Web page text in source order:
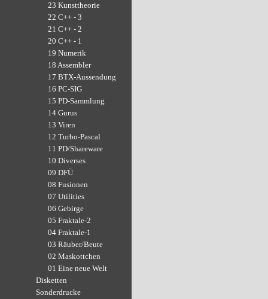
23 Kunsttheorie
22 C++ - 3
21 C++ - 2
20 C++ - 1
19 Numerik
18 Assembler
17 BTX-Aussendung
16 PC-SIG
15 PD-Sammlung
14 Gurus
13 Viren
12 Turbo-Pascal
11 PD/Shareware
10 Diverses
09 DFÜ
08 Fusionen
07 Utilities
06 Gebirge
05 Fraktale-2
04 Fraktale-1
03 Räuber/Beute
02 Maskottchen
01 Eine neue Welt
Disketten
Sonderdrucke